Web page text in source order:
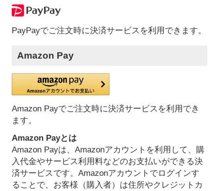
PayPayでご注文時に決済サービスを利用できます。
Amazon Pay
Amazon Payでご注文時に決済サービスを利用でき
ます。
Amazon Payとは
Amazon Payは、Amazonアカウントを利用して、購
入代金やサービス利用料などのお支払いができる決
済サービスです。Amazonアカウントでログインす
ることで、お客様（購入者）は住所やクレジットカ